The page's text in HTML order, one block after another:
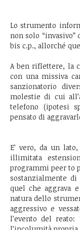
Lo strumento
non solo “invasivo”
bis c.p., allorché
A ben riflettere, la
con una missiva
sanzionatorio
molestie di cui
telefono (ipotesi
pensato di
E’ vero, da un
illimitata
programmi peer to
sostanzialmente
quel che aggrava
natura dello
aggressivo e
l’evento del